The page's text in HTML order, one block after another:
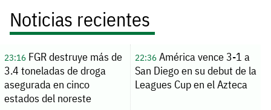
Noticias recientes
23:16FGR destruye más de
3.4 toneladas de droga
asegurada en cinco
estados del noreste
22:36América vence 3-1 a
San Diego en su debut de la
Leagues Cup en el Azteca